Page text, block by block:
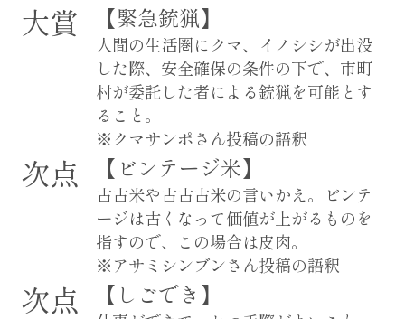
大賞 【緊急銃猟】
人間の生活圏にクマ、イノシシが出没
した際、安全確保の条件の下で、市町
村が委託した者による銃猟を可能とす
ること。
※クマサンポさん投稿の語釈
次点 【ビンテージ米】
古古米や古古古米の言いかえ。ビンテ
ージは古くなって価値が上がるものを
指すので、この場合は皮肉。
※アサミシンブンさん投稿の語釈
次点 【しごでき】